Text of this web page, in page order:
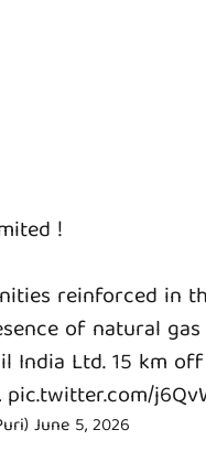
!
reinforced in
of natural
India Ltd. 15 km
pic.twitter.com/
June 5, 2026